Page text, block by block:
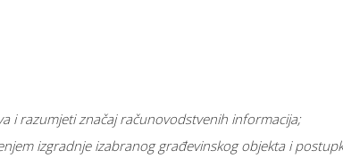
i razumjeti značaj računovodstvenih informacija;
izgradnje izabranog građevinskog objekta i